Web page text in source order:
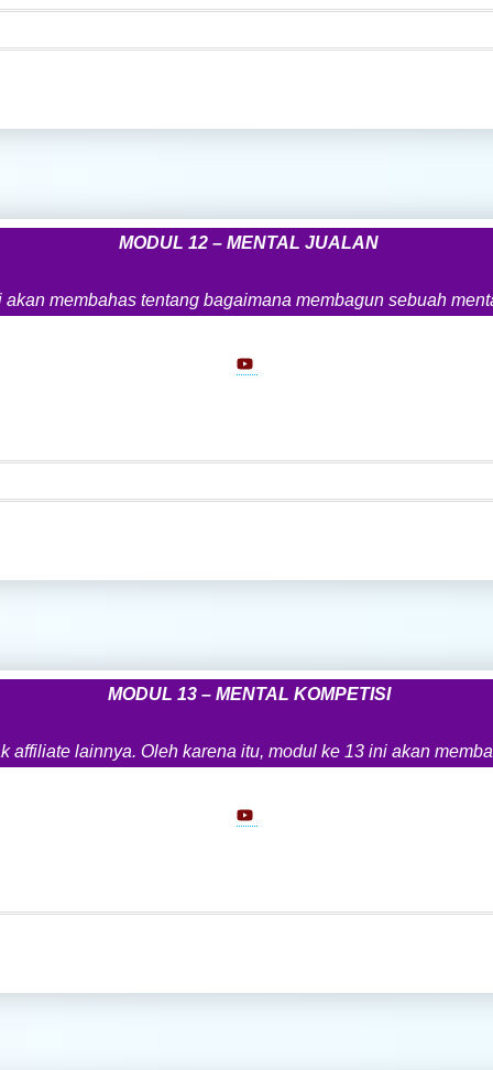
MODUL 12 – MENTAL JUALAN
membahas tentang bagaimana membagun sebuah
MODUL 13 – MENTAL KOMPETISI
lainnya. Oleh karena itu, modul ke 13 ini akan